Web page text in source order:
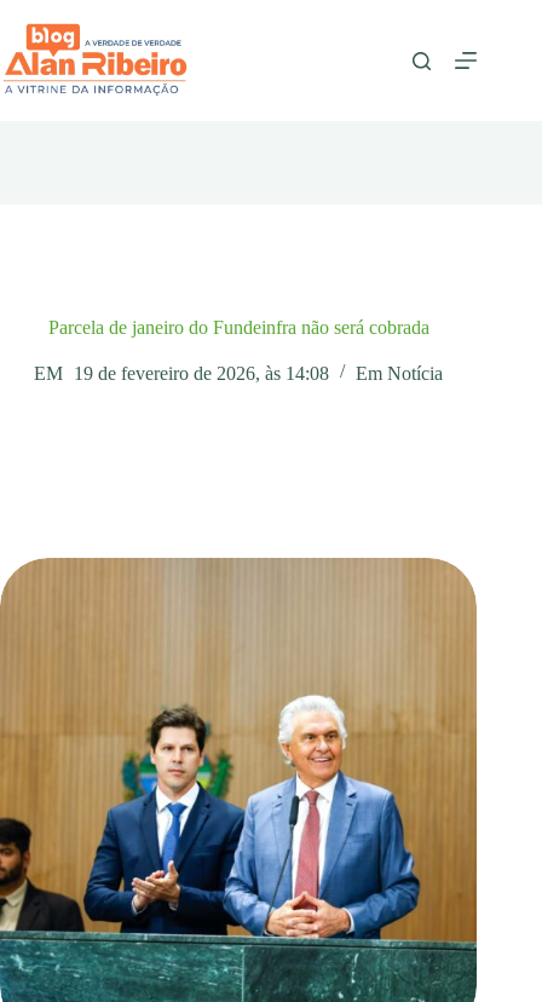
para
conteúdo
Parcela de janeiro do Fundeinfra não será cobrada
EM 19 de fevereiro de 2026, às 14:08 Em Notícia